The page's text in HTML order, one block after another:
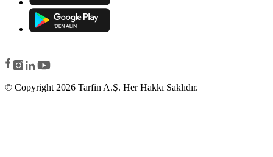
© Copyright 2026 Tarfin A.Ş. Her Hakkı Saklıdır.